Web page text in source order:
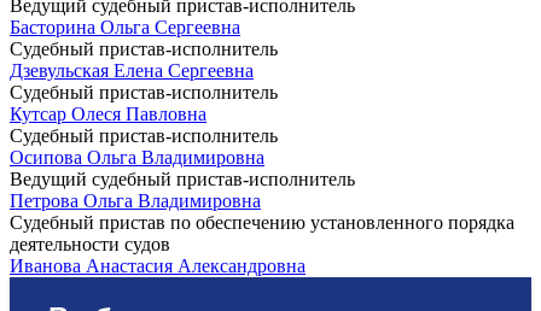
Ведущий судебный пристав-исполнитель
Басторина Ольга Сергеевна
Судебный пристав-исполнитель
Дзевульская Елена Сергеевна
Судебный пристав-исполнитель
Кутсар Олеся Павловна
Судебный пристав-исполнитель
Осипова Ольга Владимировна
Ведущий судебный пристав-исполнитель
Петрова Ольга Владимировна
Судебный пристав по обеспечению установленного порядка
деятельности судов
Иванова Анастасия Александровна